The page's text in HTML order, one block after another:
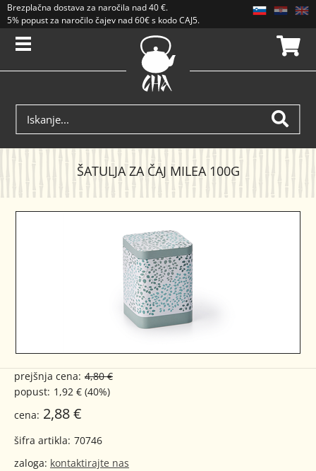
Brezplačna dostava za naročila nad40 €.
5% popust za naročilo čajev nad 60€ s kodo CAJ5. Popusti se ne seštevajo.
ŠATULJA ZA ČAJ MILEA 100G
prejšnja cena: 4,80 €
popust: 1,92 € (40%)
cena: 2,88 €
šifra artikla: 70746
zaloga: kontaktirajte nas